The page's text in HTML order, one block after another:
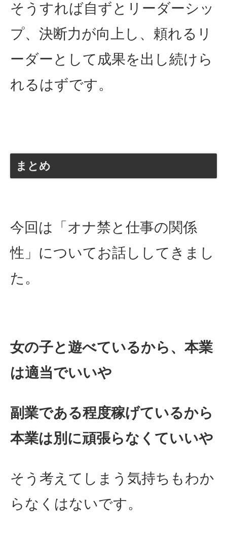
そうすれば自ずとリーダーシッ
プ、決断力が向上し、頼れるリ
ーダーとして成果を出し続けら
れるはずです。
まとめ
今回は「オナ禁と仕事の関係
性」についてお話ししてきまし
た。
女の子と遊べているから、本業
は適当でいいや
副業である程度稼げているから
本業は別に頑張らなくていいや
そう考えてしまう気持ちもわか
らなくはないです。